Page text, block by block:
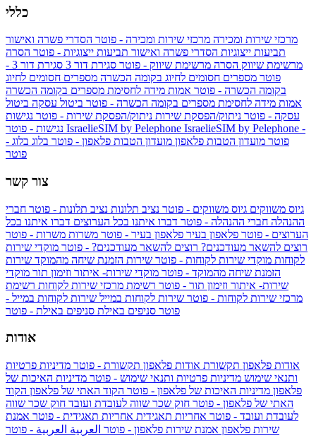
כללי
מרכזי שירות ומכירה מרכזי שירות ומכירה - פוטר הסדרי פשרה ואישור
תביעות ייצוגיות הסדרי פשרה ואישור תביעות ייצוגיות - פוטר הסרה
מרשימת שיווק הסרה מרשימת שיווק - פוטר סגירת דור 3
סגירת דור 3 -
פוטר מספרים חסומים לחיוג בקומה הכשרה מספרים חסומים לחיוג
בקומה הכשרה - פוטר אמות מידה לחסימת מספרים בקומה הכשרה
אמות מידה לחסימת מספרים בקומה הכשרה - פוטר ביטול עסקה ביטול
עסקה - פוטר ניתוק/הפסקת שירות ניתוק/הפסקת שירות - פוטר נגישות
IsraelieSIM by Pelephone IsraelieSIM by Pelephone -
פוטר מועדון הטבות פלאפון מועדון הטבות פלאפון - פוטר בלוג בלוג -
פוטר
צור קשר
גיוס משווקים גיוס משווקים - פוטר נציב תלונות נציב תלונות - פוטר חברי
ההנהלה חברי ההנהלה - פוטר דברו איתנו בכל הערוצים דברו איתנו בכל
הערוצים - פוטר פלאפון בעיר פלאפון בעיר - פוטר משרות משרות - פוטר
רוצים להשאר מעודכנים? רוצים להשאר מעודכנים? - פוטר מוקדי שירות
לקוחות מוקדי שירות לקוחות - פוטר שירות הזמנת שיחה מהמוקד שירות
הזמנת שיחה מהמוקד - פוטר מוקדי שירות- איתור וזימון תור מוקדי
שירות- איתור וזימון תור - פוטר רשימת מרכזי שירות לקוחות רשימת
מרכזי שירות לקוחות - פוטר שירות לקוחות במייל שירות לקוחות במייל -
פוטר סניפים באילת סניפים באילת - פוטר
אודות
אודות פלאפון תקשורת אודות פלאפון תקשורת - פוטר מדיניות פרטיות
ותנאי שימוש מדיניות פרטיות ותנאי שימוש - פוטר מדיניות האיכות של
פלאפון מדיניות האיכות של פלאפון - פוטר הקוד האתי של פלאפון הקוד
האתי של פלאפון - פוטר חוק שכר שווה לעובדת ועובד חוק שכר שווה
לעובדת ועובד - פוטר אחריות תאגידית אחריות תאגידית - פוטר אמנת
שירות פלאפון אמנת שירות פלאפון - פוטר العربية العربية - פוטר